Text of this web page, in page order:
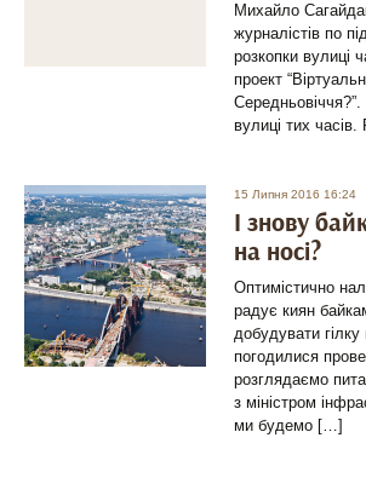
Михайло
журналістів по
розкопки вулиці
проект
вулиці тих
15 Липня 2016 16:24
І знову
на носі?
Оптимістично
радує киян
добудувати гілку
погодилися
розглядаємо
з міністром
ми будемо […]